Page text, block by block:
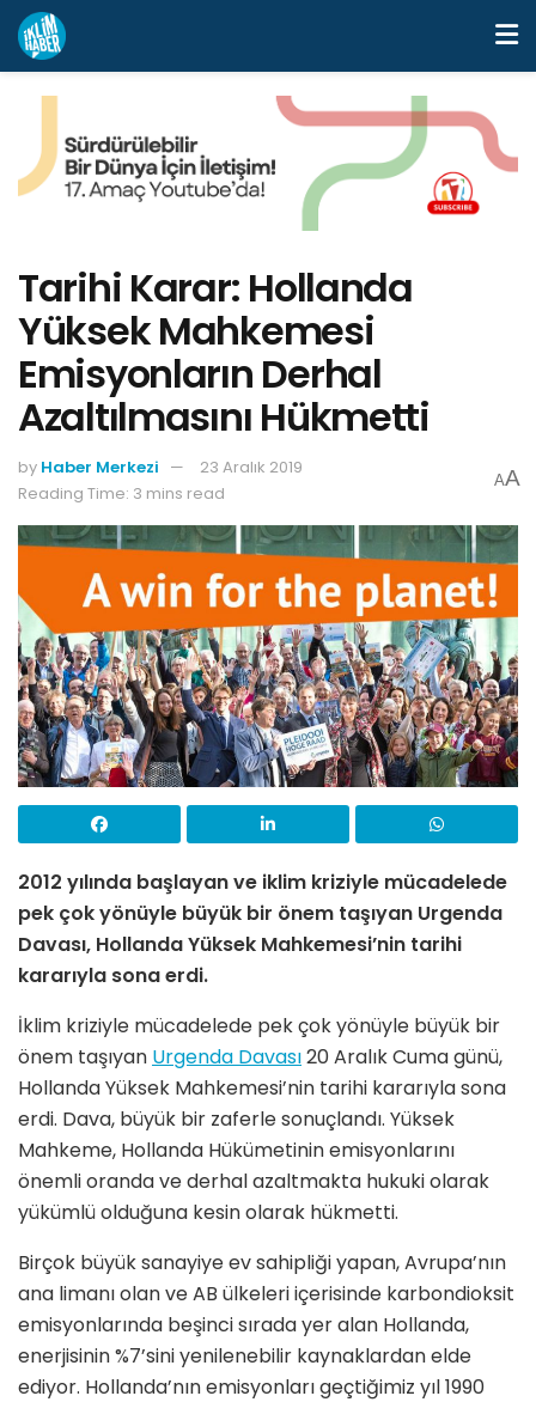
Tarihi Karar: Hollanda
Yüksek Mahkemesi
Emisyonların Derhal
Azaltılmasını Hükmetti
by Haber Merkezi
23 Aralık 2019
Reading Time: 3 mins read
AA
2012 yılında başlayan ve iklim kriziyle mücadelede
pek çok yönüyle büyük bir önem taşıyan Urgenda
Davası, Hollanda Yüksek Mahkemesi’nin tarihi
kararıyla sona erdi.
İklim kriziyle mücadelede pek çok yönüyle büyük bir
önem taşıyan Urgenda Davası20 Aralık Cuma günü,
Hollanda Yüksek Mahkemesi’nin tarihi kararıyla sona
erdi. Dava, büyük bir zaferle sonuçlandı. Yüksek
Mahkeme, Hollanda Hükümetinin emisyonlarını
önemli oranda ve derhal azaltmakta hukuki olarak
yükümlü olduğuna kesin olarak hükmetti.
Birçok büyük sanayiye ev sahipliği yapan, Avrupa’nın
ana limanı olan ve AB ülkeleri içerisinde karbondioksit
emisyonlarında beşinci sırada yer alan Hollanda,
enerjisinin %7’sini yenilenebilir kaynaklardan elde
ediyor. Hollanda’nın emisyonları geçtiğimiz yıl 1990